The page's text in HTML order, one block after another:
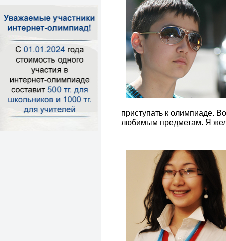
приступать к олимпиаде.
любимым предметам. Я